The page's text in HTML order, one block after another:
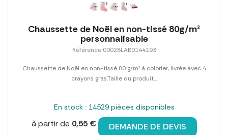
Chaussette de Noël en non-tissé 80g/m²
personnalisable
Référence 00028LAB0144193
Chaussette de Noël en non-tissé 80 g/m² à colorier, livrée avec 4
crayons gras.Taille du produit...
En stock : 14529 pièces disponibles
à partir de 0,55 € DEMANDE DE DEVIS